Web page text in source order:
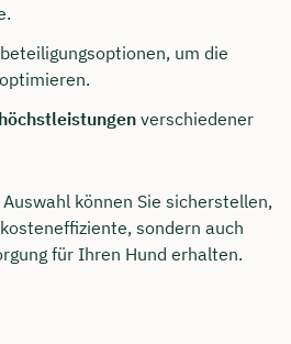
um die
verschiedener
können Sie sicherstellen,
sondern auch
für Ihren Hund erhalten.